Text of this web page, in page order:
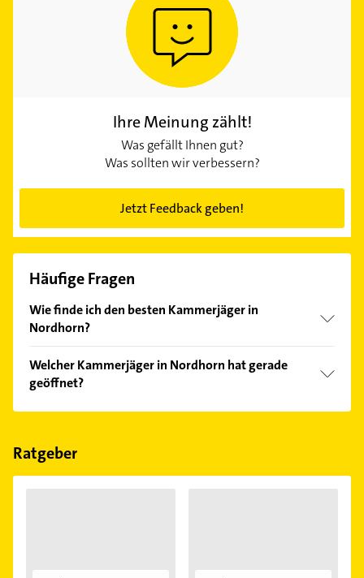
Ihre Meinung zählt!
Was gefällt Ihnen gut?
Was sollten wir verbessern?
Jetzt Feedback geben!
Häufige Fragen
Wie finde ich den besten Kammerjäger in
Nordhorn?
Kundenmeinungen und profitieren Sie von den
Empfehlungen. Die Suchergebnisse können Sie sich
einfach nachBewertungensortiert anzeigen lassen.
Welcher Kammerjäger in Nordhorn hat gerade
geöffnet?
Im Anbieter-Bereich finden Sie alleÖffnungszeiten.
Feiertagen abweichen können.
Ratgeber